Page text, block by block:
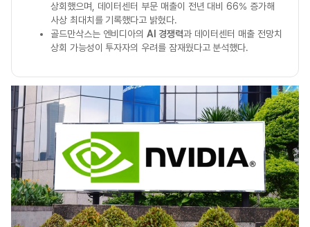
상회했으며, 데이터센터 부문 매출이 전년 대비 66% 증가해
사상 최대치를 기록했다고 밝혔다.
골드만삭스는 엔비디아의AI 경쟁력과 데이터센터 매출 전망치
상회 가능성이 투자자의 우려를 잠재웠다고 분석했다.